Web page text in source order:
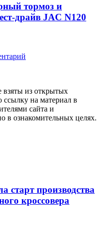
тормоз и
драйв JAC N120
взяты из открытых
на материал в
сайта и
в ознакомительных целях.
старт производства
кроссовера